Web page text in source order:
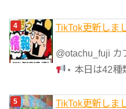
TikTok更新しま
@otachu_fuji カ
⋆ 本日は42種
TikTok更新しま